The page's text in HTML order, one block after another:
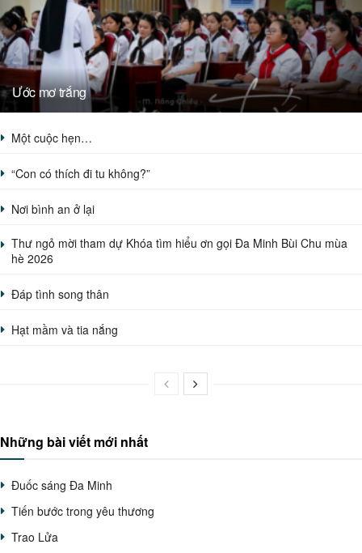
Ước mơ trắng
Một cuộc hẹn…
“Con có thích đi tu không?”
Nơi bình an ở lại
Thư ngỏ mời tham dự Khóa tìm hiểu ơn gọi Đa Minh Bùi Chu mùa
hè 2026
Đáp tình song thân
Hạt mầm và tia nắng
Những bài viết mới nhất
Đuốc sáng Đa Minh
Tiến bước trong yêu thương
Trao Lửa